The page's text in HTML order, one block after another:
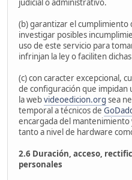
judicial o administrativo.
(b) garantizar el cumplimiento
investigar posibles
uso de este servicio para
infrinjan la ley o faciliten
(c) con caracter excepcional,
de configuración que
la webvideoedicion.org sea
temporal a técnicos de
encargada del
tanto a nivel de hardware
2.6 Duración, acceso,
personales